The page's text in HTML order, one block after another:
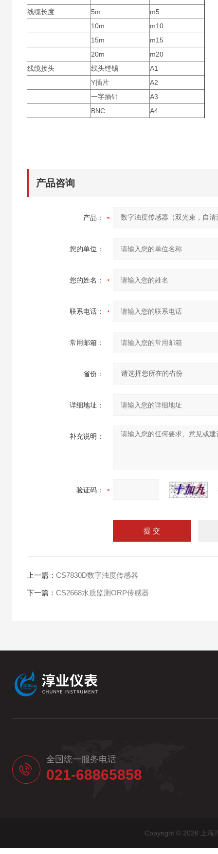
线缆长度
5m
m5
10m
m10
15m
m15
20m
m20
线缆接头
线头镗锡
A1
Y插片
A2
一字插针
A3
BNC
A4
产品咨询
产品：
您的单位：
您的姓名：
联系电话：
常用邮箱：
省份：
详细地址：
补充说明：
验证码：
上一篇： CS7830D数字浊度传感器
下一篇： CS2668水质监测ORP传感器
全国统一服务电话
021-68865858
Copyright © 2026 上